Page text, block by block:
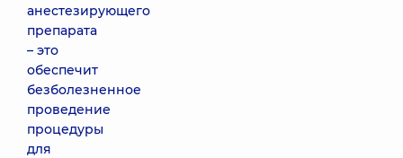
анестезирующего
препарата
– это
обеспечит
безболезненное
проведение
процедуры
для